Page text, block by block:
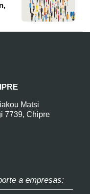
Matsi
7739, Chipre
a empresas: